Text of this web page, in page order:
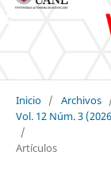
Inicio / Archivos
Vol. 12 Núm. 3
/
Artículos